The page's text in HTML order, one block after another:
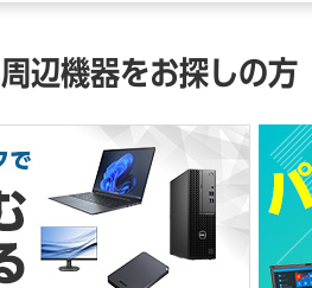
辺機器をお探しの方